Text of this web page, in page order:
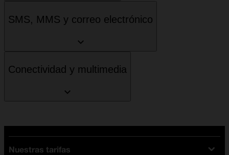
SMS, MMS y correo electrónico
Conectividad y multimedia
Nuestras tarifas